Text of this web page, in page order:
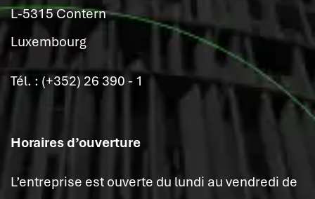
L-5315 Contern
Luxembourg
Tél. : (+352) 26 390 - 1
Horaires d’ouverture
L’entreprise est ouverte du lundi au vendredi de